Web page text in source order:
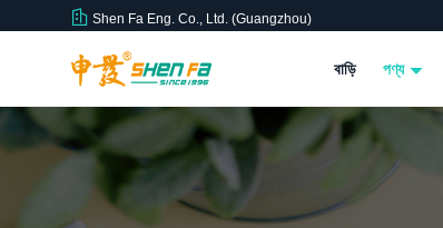
Shen Fa Eng. Co., Ltd. (Guangzhou)
বাড়ি পণ্য